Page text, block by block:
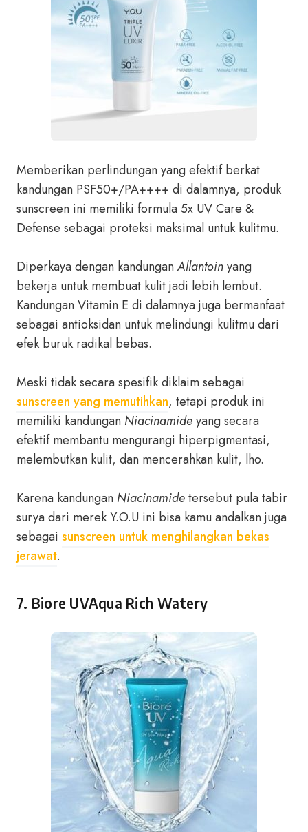
Memberikan perlindungan yang efektif berkat
kandungan PSF50+/PA++++ di dalamnya, produk
sunscreen ini memiliki formula 5x UV Care &
Defense sebagai proteksi maksimal untuk kulitmu.
Diperkaya dengan kandunganAllantoinyang
bekerja untuk membuat kulit jadi lebih lembut.
Kandungan Vitamin E di dalamnya juga bermanfaat
sebagai antioksidan untuk melindungi kulitmu dari
efek buruk radikal bebas.
Meski tidak secara spesifik diklaim sebagai
sunscreen yang memutihkan, tetapi produk ini
memiliki kandungan Niacinamideyang secara
efektif membantu mengurangi hiperpigmentasi,
melembutkan kulit, dan mencerahkan kulit, lho.
Karena kandungan Niacinamidetersebut pula tabir
surya dari merek Y.O.U ini bisa kamu andalkan juga
sebagai sunscreen untuk menghilangkan bekas
jerawat.
7. Biore UVAqua Rich Watery